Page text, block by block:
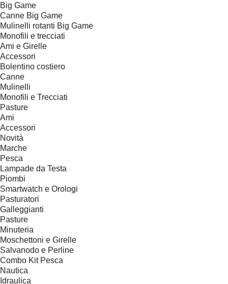
Big Game
Canne Big Game
Mulinelli rotanti Big Game
Monofili e trecciati
Ami e Girelle
Accessori
Bolentino costiero
Canne
Mulinelli
Monofili e Trecciati
Pasture
Ami
Accessori
Novità
Marche
Pesca
Lampade da Testa
Piombi
Smartwatch e Orologi
Pasturatori
Galleggianti
Pasture
Minuteria
Moschettoni e Girelle
Salvanodo e Perline
Combo Kit Pesca
Nautica
Idraulica